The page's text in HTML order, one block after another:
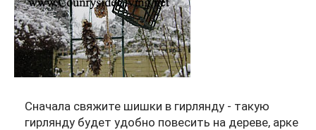
Сначала свяжите шишки в гирлянду - такую
гирлянду будет удобно повесить на дереве, арке